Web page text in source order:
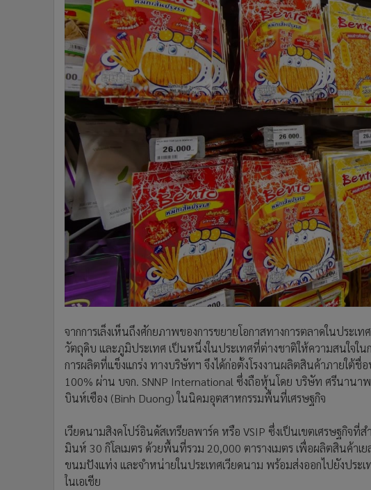
จากการเล็งเห็นถึงศักยภาพของการขยายโอกาสทางการตลาดในประ
วัตถุดิบ และภูมิประเทศ เป็นหนึ่งในประเทศที่ต่างชาติให้ความสนใจใ
การผลิตที่แข็งแกร่ง ทางบริษัทฯ จึงได้ก่อตั้งโรงงานผลิตสินค้าภายใต้ชื่
100% ผ่าน บจก. SNNP International ซึ่งถือหุ้นโดย บริษัท ศรีนานา
บินห์เซือง (Binh Duong) ในนิคมอุตสาหกรรมพื้นที่เศรษฐกิจ
เวียดนามสิงคโปร์อินดัสเทรียลพาร์ค หรือ VSIP ซึ่งเป็นเขตเศรษฐกิจที่
มินห์ 30 กิโลเมตร ด้วยพื้นที่รวม 20,000 ตารางเมตร เพื่อผลิตสินค้
ขนมปังแท่ง และจำหน่ายในประเทศเวียดนาม พร้อมส่งออกไปยังประ
ในเอเชีย